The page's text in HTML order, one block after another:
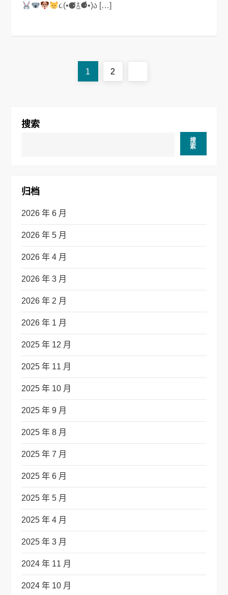
૮(•⚈͒࿄⚈͒•)ა […]
导
Page
1 Page
2
搜索
搜
索
归档
2026 年 6 月
2026 年 5 月
2026 年 4 月
2026 年 3 月
2026 年 2 月
2026 年 1 月
2025 年 12 月
2025 年 11 月
2025 年 10 月
2025 年 9 月
2025 年 8 月
2025 年 7 月
2025 年 6 月
2025 年 5 月
2025 年 4 月
2025 年 3 月
2024 年 11 月
2024 年 10 月